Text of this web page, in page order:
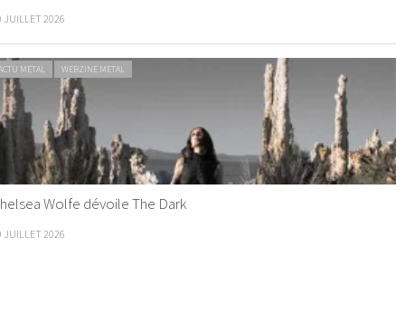
JUILLET 2026
METAL WEBZINE METAL
Wolfe dévoile The Dark
JUILLET 2026